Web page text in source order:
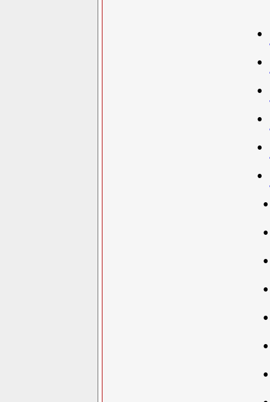
·
·
·
·
·
·
·
·
·
·
·
·
·